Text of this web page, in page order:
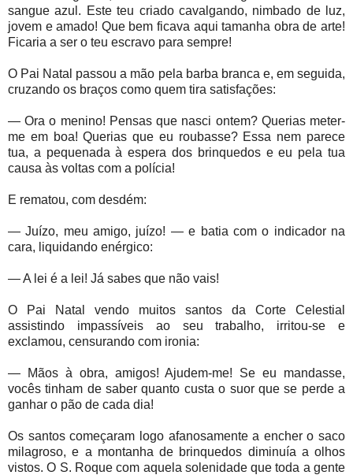
sangue azul. Este teu criado cavalgando, nimbado de luz,
jovem e amado! Que bem ficava aqui tamanha obra de arte!
Ficaria a ser o teu escravo para sempre!
O Pai Natal passou a mão pela barba branca e, em seguida,
cruzando os braços como quem tira satisfações:
— Ora o menino! Pensas que nasci ontem? Querias meter-
me em boa! Querias que eu roubasse? Essa nem parece
tua, a pequenada à espera dos brinquedos e eu pela tua
causa às voltas com a polícia!
E rematou, com desdém:
— Juízo, meu amigo, juízo! — e batia com o indicador na
cara, liquidando enérgico:
— A lei é a lei! Já sabes que não vais!
O Pai Natal vendo muitos santos da Corte Celestial
assistindo impassíveis ao seu trabalho, irritou-se e
exclamou, censurando com ironia:
— Mãos à obra, amigos! Ajudem-me! Se eu mandasse,
vocês tinham de saber quanto custa o suor que se perde a
ganhar o pão de cada dia!
Os santos começaram logo afanosamente a encher o saco
milagroso, e a montanha de brinquedos diminuía a olhos
vistos. O S. Roque com aquela solenidade que toda a gente